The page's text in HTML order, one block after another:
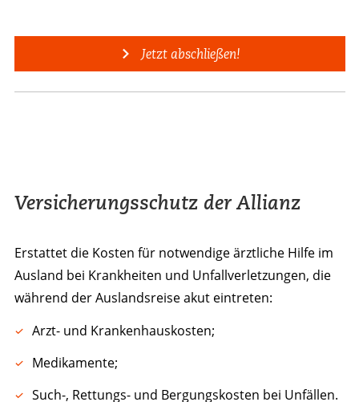
Jetzt abschließen!
Versicherungsschutz der Allianz
Erstattet die Kosten für notwendige ärztliche Hilfe im
Ausland bei Krankheiten und Unfallverletzungen, die
während der Auslandsreise akut eintreten:
Arzt- und Krankenhauskosten;
Medikamente;
Such-, Rettungs- und Bergungskosten bei Unfällen.